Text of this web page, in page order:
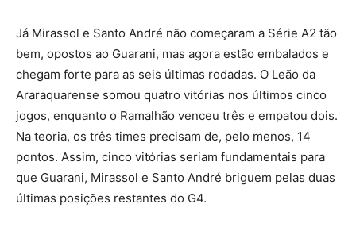
Já Mirassol e Santo André não começaram a Série A2 tão
bem, opostos ao Guarani, mas agora estão embalados e
chegam forte para as seis últimas rodadas. O Leão da
Araraquarense somou quatro vitórias nos últimos cinco
jogos, enquanto o Ramalhão venceu três e empatou dois.
Na teoria, os três times precisam de, pelo menos, 14
pontos. Assim, cinco vitórias seriam fundamentais para
que Guarani, Mirassol e Santo André briguem pelas duas
últimas posições restantes do G4.